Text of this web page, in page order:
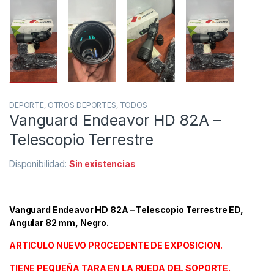
DEPORTE, OTROS DEPORTES, TODOS
Vanguard Endeavor HD 82A –
Telescopio Terrestre
Disponibilidad: Sin existencias
Vanguard Endeavor HD 82A – Telescopio Terrestre ED,
Angular 82 mm, Negro.
ARTICULO NUEVO PROCEDENTE DE EXPOSICION.
TIENE PEQUEÑA TARA EN LA RUEDA DEL SOPORTE.